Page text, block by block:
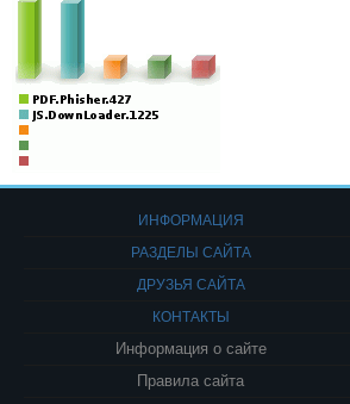
ИНФОРМАЦИЯ
РАЗДЕЛЫ САЙТА
ДРУЗЬЯ САЙТА
КОНТАКТЫ
Информация о сайте
Правила сайта